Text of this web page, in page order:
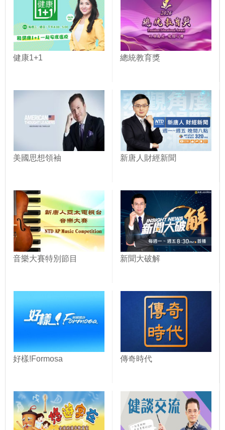
健康1+1 總統教育獎
美國思想領袖 新唐人財經新聞
音樂大賽特別節目 新聞大破解
好樣!Formosa 傳奇時代